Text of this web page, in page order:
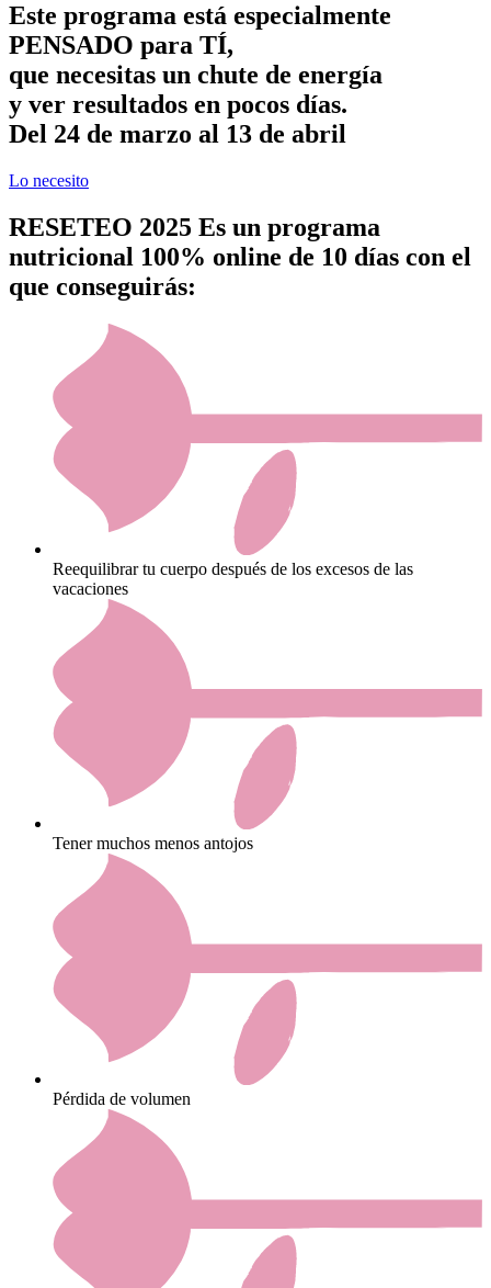
Este programa está especialmente
PENSADO para TÍ,
que necesitas un chute de energía
y ver resultados en pocos días.
Del 24 de marzo al 13 de abril
Lo necesito
RESETEO 2025 Es un programa
nutricional 100% online de 10 días con el
que conseguirás:
Reequilibrar tu cuerpo después de los excesos de las
vacaciones
Tener muchos menos antojos
Pérdida de volumen